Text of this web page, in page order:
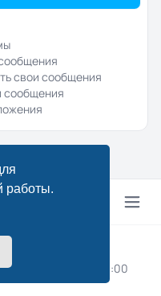
работы.
свои сообщения
сообщения
пояс: UTC+03:00